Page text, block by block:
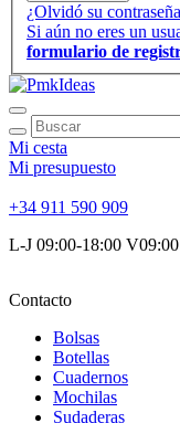
¿Olvidó su
Si aún no eres un
formulario de
Mi cesta
Mi presupuesto
+34 911 590 909
L-J 09:00-18:00
Contacto
Bolsas
Botellas
Cuadernos
Mochilas
Sudaderas